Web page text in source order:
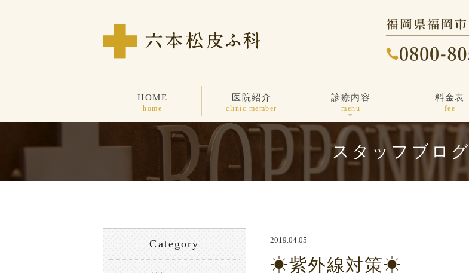
HOME
home
医院紹介
clinic member
診療内容
menu
しみ治療
医療脱毛
ニキビ・ニキビ跡
毛穴ケア
しわ・たるみ治療
エンビロン
薄毛治療
一般診療
その他の治療 料金表
fee
スタッフブログ
2019.04.05
☀紫外線対策☀
Category